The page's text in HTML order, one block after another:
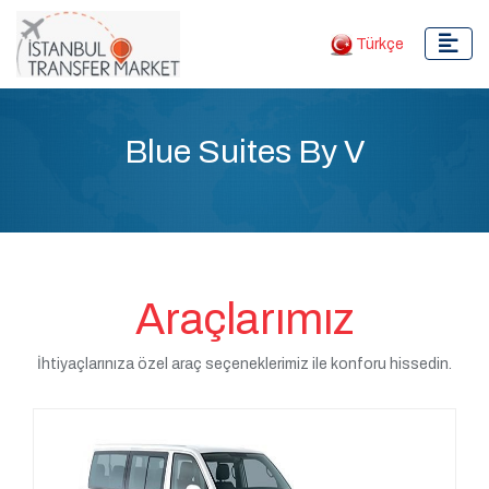
Türkçe
Blue Suites By V
Araçlarımız
İhtiyaçlarınıza özel araç seçeneklerimiz ile konforu hissedin.